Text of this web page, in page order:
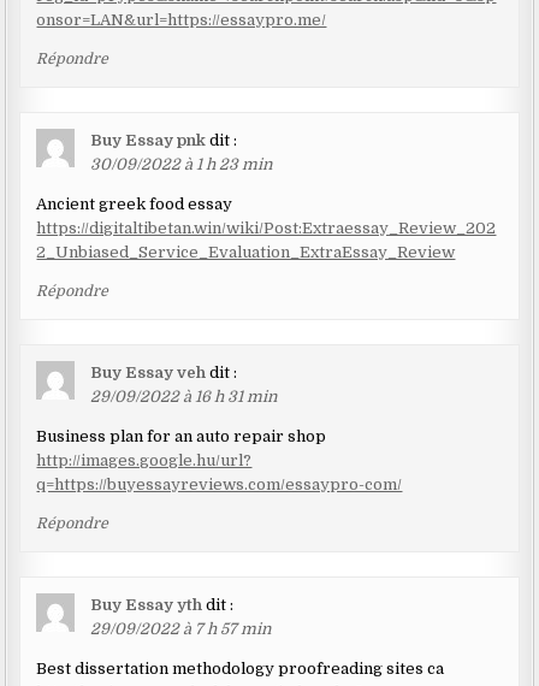
onsor=LAN&url=https://essaypro.me/
Répondre
Buy Essay pnk dit :
30/09/2022 à 1 h 23 min
Ancient greek food essay
https://digitaltibetan.win/wiki/Post:Extraessay_Review_202
2_Unbiased_Service_Evaluation_ExtraEssay_Review
Répondre
Buy Essay veh dit :
29/09/2022 à 16 h 31 min
Business plan for an auto repair shop
http://images.google.hu/url?
q=https://buyessayreviews.com/essaypro-com/
Répondre
Buy Essay yth dit :
29/09/2022 à 7 h 57 min
Best dissertation methodology proofreading sites ca